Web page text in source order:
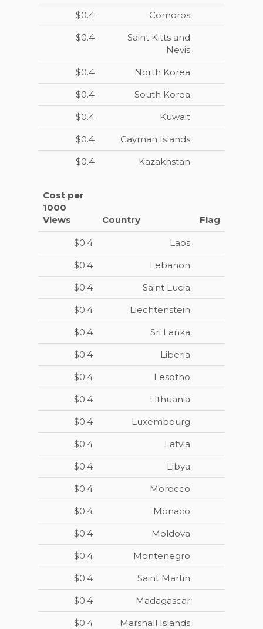
Comoros
$0.4
Saint Kitts and
Nevis
$0.4
North Korea
$0.4
South Korea
$0.4
Kuwait
$0.4
Cayman Islands
$0.4
Kazakhstan
$0.4
Flag
Country
Cost per
1000
Views
Laos
$0.4
Lebanon
$0.4
Saint Lucia
$0.4
Liechtenstein
$0.4
Sri Lanka
$0.4
Liberia
$0.4
Lesotho
$0.4
Lithuania
$0.4
Luxembourg
$0.4
Latvia
$0.4
Libya
$0.4
Morocco
$0.4
Monaco
$0.4
Moldova
$0.4
Montenegro
$0.4
Saint Martin
$0.4
Madagascar
$0.4
Marshall Islands
$0.4